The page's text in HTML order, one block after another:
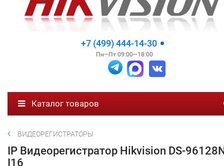
+7 (499) 444-14-30
Пн—Пт 09:00—18:00
Каталог товаров
ВИДЕОРЕГИСТРАТОРЫ
IP Видеорегистратор Hikvision DS-
I16